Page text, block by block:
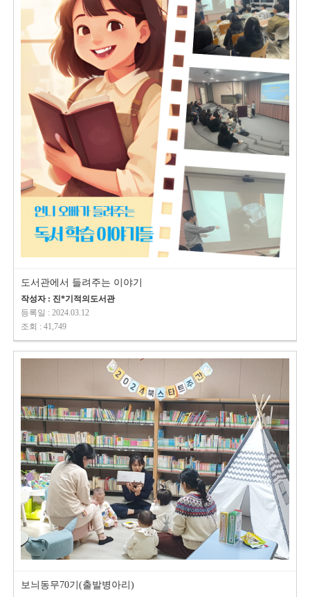
도서관에서 들려주는 이야기
작성자 : 진*기적의도서관
등록일 : 2024.03.12
조회 : 41,749
보늬동무70기(출발병아리)